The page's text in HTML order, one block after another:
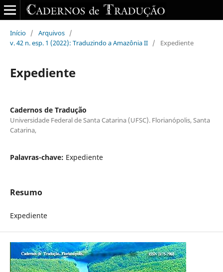
Início / Arquivos /
v. 42 n. esp. 1 (2022): Traduzindo a Amazônia II / Expediente
Expediente
Cadernos de Tradução
Universidade Federal de Santa Catarina (UFSC). Florianópolis, Santa
Catarina,
Palavras-chave: Expediente
Resumo
Expediente